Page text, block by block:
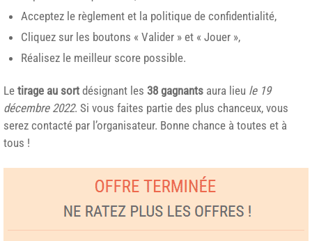
Acceptez le règlement et la politique de confidentialité,
Cliquez sur les boutons « Valider » et « Jouer »,
Réalisez le meilleur score possible.
Le tirage au sort désignant les 38 gagnants aura lieu le 19
décembre 2022. Si vous faites partie des plus chanceux, vous
serez contacté par l’organisateur. Bonne chance à toutes et à
tous !